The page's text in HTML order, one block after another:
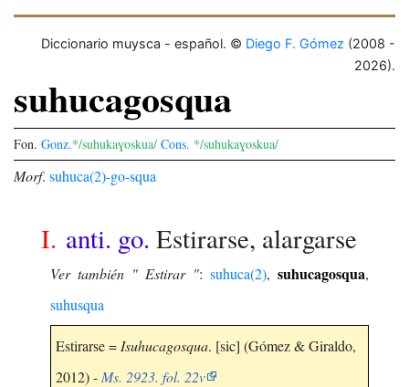
Diccionario muysca - español. © Diego F. Gómez (2008 -
2026).
suhucagosqua
Fon. Gonz.*/suhukaɣoskua/ Cons. */suhukaɣoskua/
Morf. suhuca(2)-go-squa
I. anti. go. Estirarse, alargarse
Ver también " Estirar ":suhuca(2),suhucagosqua,
suhusqua
Estirarse = Isuhucagosqua. [sic] (Gómez & Giraldo,
2012) - Ms. 2923. fol. 22v